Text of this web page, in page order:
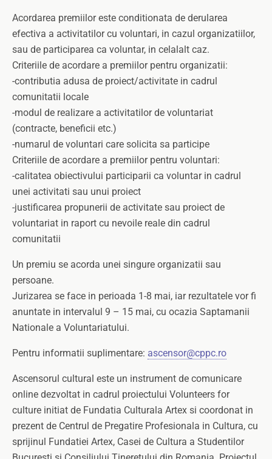
Acordarea premiilor este conditionata de derularea
efectiva a activitatilor cu voluntari, in cazul organizatiilor,
sau de participarea ca voluntar, in celalalt caz.
Criteriile de acordare a premiilor pentru organizatii:
-contributia adusa de proiect/activitate in cadrul
comunitatii locale
-modul de realizare a activitatilor de voluntariat
(contracte, beneficii etc.)
-numarul de voluntari care solicita sa participe
Criteriile de acordare a premiilor pentru voluntari:
-calitatea obiectivului participarii ca voluntar in cadrul
unei activitati sau unui proiect
-justificarea propunerii de activitate sau proiect de
voluntariat in raport cu nevoile reale din cadrul
comunitatii
Un premiu se acorda unei singure organizatii sau
persoane.
Jurizarea se face in perioada 1-8 mai, iar rezultatele vor fi
anuntate in intervalul 9 – 15 mai, cu ocazia Saptamanii
Nationale a Voluntariatului.
Pentru informatii suplimentare: ascensor@cppc.ro
Ascensorul cultural este un instrument de comunicare
online dezvoltat in cadrul proiectului Volunteers for
culture initiat de Fundatia Culturala Artex si coordonat in
prezent de Centrul de Pregatire Profesionala in Cultura, cu
sprijinul Fundatiei Artex, Casei de Cultura a Studentilor